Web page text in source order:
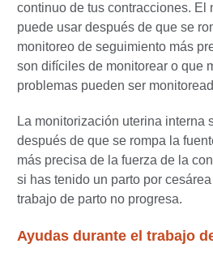
continuo de tus contracciones. El
puede usar después de que se
monitoreo de seguimiento más
son difíciles de monitorear o que
problemas pueden ser
La monitorización uterina interna
después de que se rompa la
más precisa de la fuerza de la
si has tenido un parto por
trabajo de parto no progresa.
Ayudas durante el trabajo